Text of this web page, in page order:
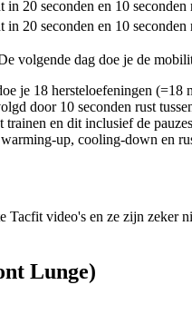
in 20 seconden en 10 seconden
in 20 seconden en 10 seconden
volgende dag doe je de
je 18 hersteloefeningen
door 10 seconden rust
en dit inclusief de
up, cooling-down en
video's en ze zijn
Lunge)